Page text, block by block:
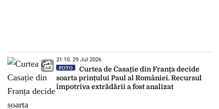
21:10, 29 Jul 2026
FOTO
Curtea de Casație din Franța decide
soarta prințului Paul al României. Recursul
împotriva extrădării a fost analizat